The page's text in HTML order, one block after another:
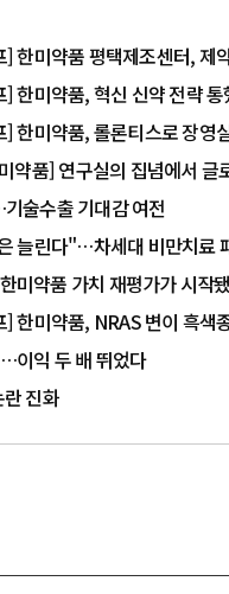
] ​​​​​​​한미약품 평택제조센터,
] 한미약품, 혁신 신약 전략
] 한미약품, 롤론티스로 장
품] 연구실의 집념에서
술수출 기대감 여전
늘린다"…차세대 비만치료
미약품 가치 재평가가 시작
] 한미약품, NRAS 변이 흑
이익 두 배 뛰었다
진화